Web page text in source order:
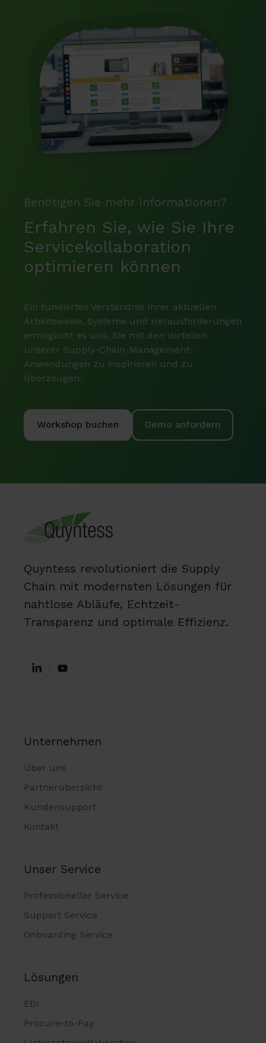
Benötigen Sie mehr Informationen?
Erfahren Sie, wie Sie Ihre
Servicekollaboration
optimieren können
Ein fundiertes Verständnis Ihrer aktuellen
Arbeitsweise, Systeme und Herausforderungen
ermöglicht es uns, Sie mit den Vorteilen
unserer Supply-Chain-Management-
Anwendungen zu inspirieren und zu
überzeugen.
Workshop buchen Demo anfordern
Quyntess revolutioniert die Supply
Chain mit modernsten Lösungen für
nahtlose Abläufe, Echtzeit-
Transparenz und optimale Effizienz.
Unternehmen
Über uns
Partnerübersicht
Kundensupport
Kontakt
Unser Service
Professioneller Service
Support Service
Onboarding Service
Lösungen
EDI
Procure-to-Pay